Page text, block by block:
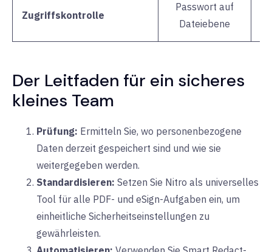
Zugriffskontrolle
Passwort auf
Dateiebene
Der Leitfaden für ein sicheres
kleines Team
Prüfung: Ermitteln Sie, wo personenbezogene
Daten derzeit gespeichert sind und wie sie
weitergegeben werden.
Standardisieren: Setzen Sie Nitro als universelles
Tool für alle PDF- und eSign-Aufgaben ein, um
einheitliche Sicherheitseinstellungen zu
gewährleisten.